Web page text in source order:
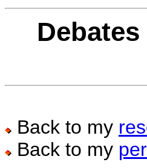
Back to my
Back to my